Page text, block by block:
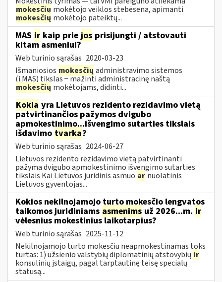
mokesčių mokėtojo veiklos stebėsena, apimanti
mokesčių mokėtojo pateiktų...
MAS ir kaip prie jos prisijungti / atstovauti
kitam asmeniui?
Web turinio sąrašas 2020-03-23
Išmaniosios mokesčių administravimo sistemos
(i.MAS) tikslas − mažinti administracinę naštą
mokesčių mokėtojams, didinti...
Kokia yra Lietuvos rezidento rezidavimo vietą
patvirtinančios pažymos dvigubo
apmokestinimo...išvengimo sutarties tikslais
išdavimo tvarka?
Web turinio sąrašas 2024-06-27
Lietuvos rezidento rezidavimo vietą patvirtinanti
pažyma dvigubo apmokestinimo išvengimo sutarties
tikslais Kai Lietuvos juridinis asmuo ar nuolatinis
Lietuvos gyventojas...
Kokios nekilnojamojo turto mokesčio lengvatos
taikomos juridiniams asmenims už 2026...m. ir
vėlesnius mokestinius laikotarpius?
Web turinio sąrašas 2025-11-12
Nekilnojamojo turto mokesčiu neapmokestinamas toks
turtas: 1) užsienio valstybių diplomatinių atstovybių ir
konsulinių įstaigų, pagal tarptautinę teisę specialų
statusą...